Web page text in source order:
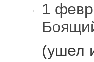
1
(ушел